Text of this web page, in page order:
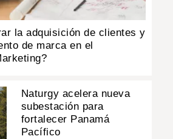
la adquisición de clientes y
de marca en el
Naturgy acelera nueva
subestación para
fortalecer Panamá
Pacífico